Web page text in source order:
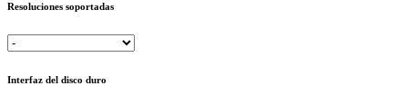
Resoluciones soportadas
Interfaz del disco duro